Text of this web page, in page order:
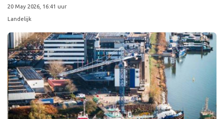
20 May 2026, 16:41 uur
Landelijk